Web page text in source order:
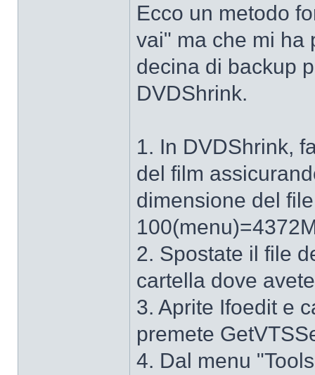
Ecco un metodo
vai" ma che mi ha
decina di backup
DVDShrink.
1. In DVDShrink,
del film
dimensione del
2. Spostate il file
cartella dove
3. Aprite Ifoedit e
premete
4. Dal menu